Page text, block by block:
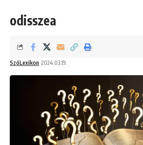
odisszea
SzóLexikon 2024.03.19.